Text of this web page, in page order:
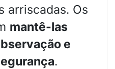
arriscadas. Os
mantê-las
e
.